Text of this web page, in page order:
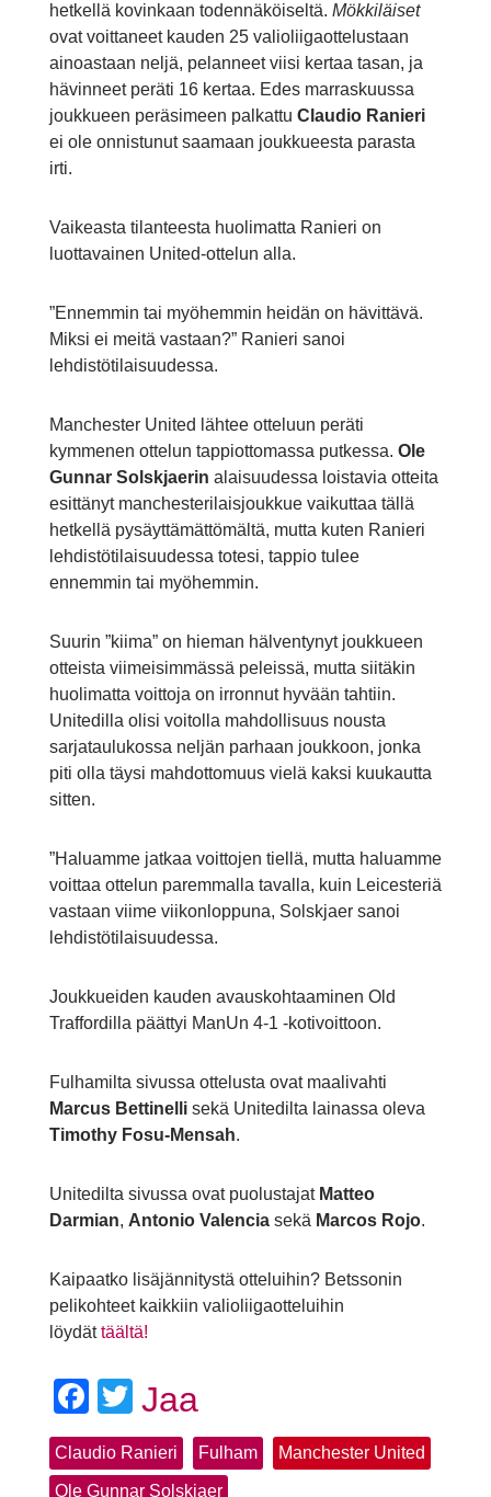
hetkellä kovinkaan todennäköiseltä. Mökkiläiset
ovat voittaneet kauden 25 valioliigaottelustaan
ainoastaan neljä, pelanneet viisi kertaa tasan, ja
hävinneet peräti 16 kertaa. Edes marraskuussa
joukkueen peräsimeen palkattu Claudio Ranieri
ei ole onnistunut saamaan joukkueesta parasta
irti.
Vaikeasta tilanteesta huolimatta Ranieri on
luottavainen United-ottelun alla.
”Ennemmin tai myöhemmin heidän on hävittävä.
Miksi ei meitä vastaan?” Ranieri sanoi
lehdistötilaisuudessa.
Manchester United lähtee otteluun peräti
kymmenen ottelun tappiottomassa putkessa. Ole
Gunnar Solskjaerin alaisuudessa loistavia otteita
esittänyt manchesterilaisjoukkue vaikuttaa tällä
hetkellä pysäyttämättömältä, mutta kuten Ranieri
lehdistötilaisuudessa totesi, tappio tulee
ennemmin tai myöhemmin.
Suurin ”kiima” on hieman hälventynyt joukkueen
otteista viimeisimmässä peleissä, mutta siitäkin
huolimatta voittoja on irronnut hyvään tahtiin.
Unitedilla olisi voitolla mahdollisuus nousta
sarjataulukossa neljän parhaan joukkoon, jonka
piti olla täysi mahdottomuus vielä kaksi kuukautta
sitten.
”Haluamme jatkaa voittojen tiellä, mutta haluamme
voittaa ottelun paremmalla tavalla, kuin Leicesteriä
vastaan viime viikonloppuna, Solskjaer sanoi
lehdistötilaisuudessa.
Joukkueiden kauden avauskohtaaminen Old
Traffordilla päättyi ManUn 4-1 -kotivoittoon.
Fulhamilta sivussa ottelusta ovat maalivahti
Marcus Bettinellisekä Unitedilta lainassa oleva
Timothy Fosu-Mensah.
Unitedilta sivussa ovat puolustajat Matteo
Darmian, Antonio Valenciasekä Marcos Rojo.
Kaipaatko lisäjännitystä otteluihin? Betssonin
pelikohteet kaikkiin valioliigaotteluihin
löydättäältä!
Facebook
Twitter
Jaa
Claudio Ranieri Fulham Manchester United
Ole Gunnar Solskjaer